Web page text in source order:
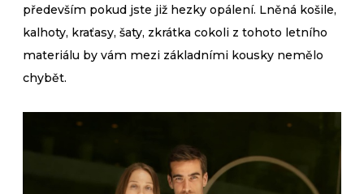
především pokud jste již hezky opálení. Lněná košile,
kalhoty, kraťasy, šaty, zkrátka cokoli z tohoto letního
materiálu by vám mezi základními kousky nemělo
chybět.